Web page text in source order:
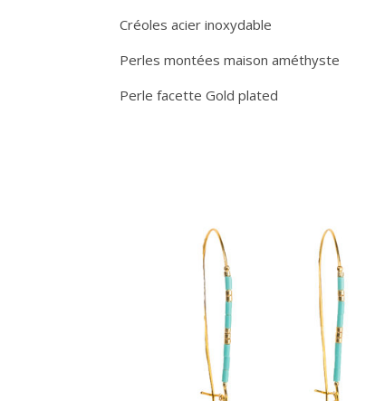
Créoles acier inoxydable
Perles montées maison améthyste
Perle facette Gold plated